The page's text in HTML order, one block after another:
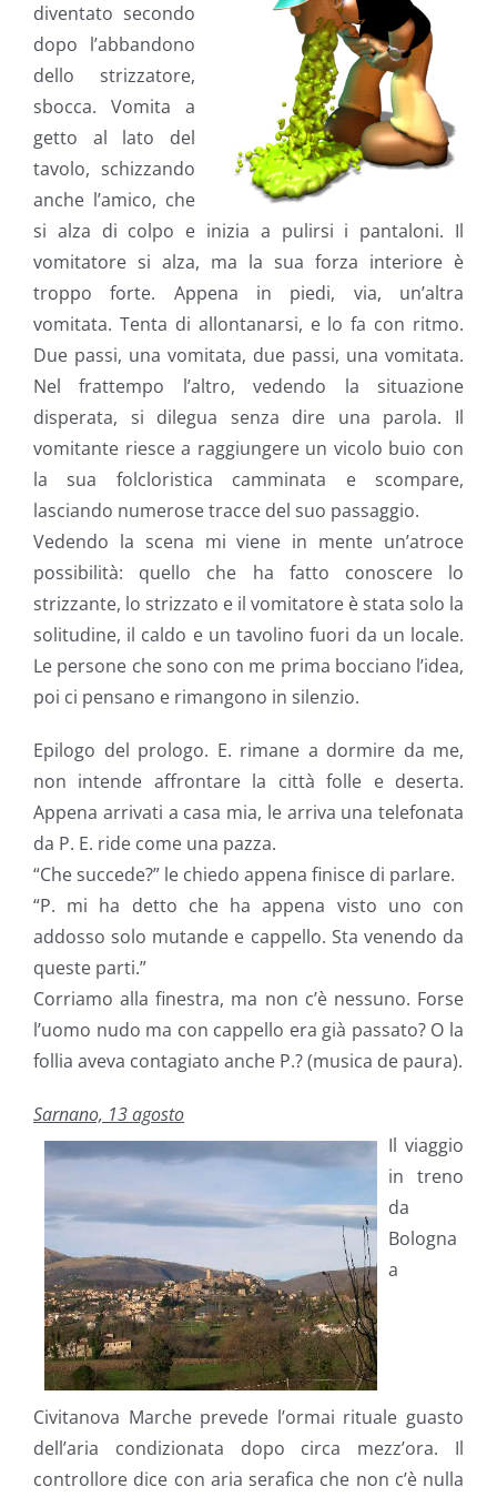
diventato secondo
dopo l’abbandono
dello strizzatore,
sbocca. Vomita a
getto al lato del
tavolo, schizzando
anche l’amico, che
si alza di colpo e inizia a pulirsi i pantaloni. Il
vomitatore si alza, ma la sua forza interiore è
troppo forte. Appena in piedi, via, un’altra
vomitata. Tenta di allontanarsi, e lo fa con ritmo.
Due passi, una vomitata, due passi, una vomitata.
Nel frattempo l’altro, vedendo la situazione
disperata, si dilegua senza dire una parola. Il
vomitante riesce a raggiungere un vicolo buio con
la sua folcloristica camminata e scompare,
lasciando numerose tracce del suo passaggio.
Vedendo la scena mi viene in mente un’atroce
possibilità: quello che ha fatto conoscere lo
strizzante, lo strizzato e il vomitatore è stata solo la
solitudine, il caldo e un tavolino fuori da un locale.
Le persone che sono con me prima bocciano l’idea,
poi ci pensano e rimangono in silenzio.
Epilogo del prologo. E. rimane a dormire da me,
non intende affrontare la città folle e deserta.
Appena arrivati a casa mia, le arriva una telefonata
da P. E. ride come una pazza.
“Che succede?” le chiedo appena finisce di parlare.
“P. mi ha detto che ha appena visto uno con
addosso solo mutande e cappello. Sta venendo da
queste parti.”
Corriamo alla finestra, ma non c’è nessuno. Forse
l’uomo nudo ma con cappello era già passato? O la
follia aveva contagiato anche P.? (musica de paura).
Sarnano, 13 agosto
Il viaggio
in treno
da
Bologna
a
Civitanova Marche prevede l’ormai rituale guasto
dell’aria condizionata dopo circa mezz’ora. Il
controllore dice con aria serafica che non c’è nulla